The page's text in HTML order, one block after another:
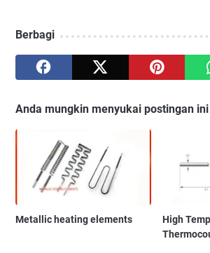
Berbagi
Anda mungkin menyukai postingan ini
Metallic heating elements
High